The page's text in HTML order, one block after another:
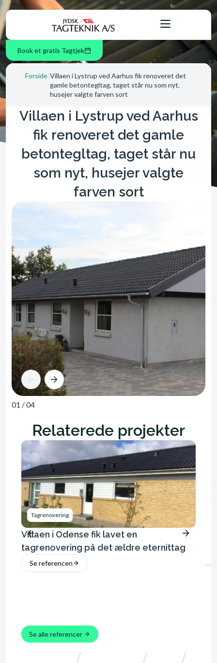
Book et gratis Tagtjek
Forside Villaen i Lystrup ved Aarhus fik renoveret det
gamle betontegltag, taget står nu som nyt,
husejer valgte farven sort
Villaen i Lystrup ved Aarhus
fik renoveret det gamle
betontegltag, taget står nu
som nyt, husejer valgte
farven sort
01 /04
Relaterede projekter
Tagrenovering
Villaen i Odense fik lavet en
tagrenovering på det ældre eternittag
Se referencen
Se alle referencer